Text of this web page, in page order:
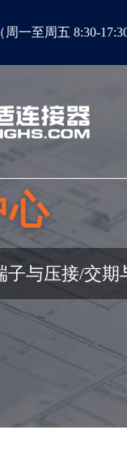
周一至周五 8:30-17:30
心
子与压接/交期